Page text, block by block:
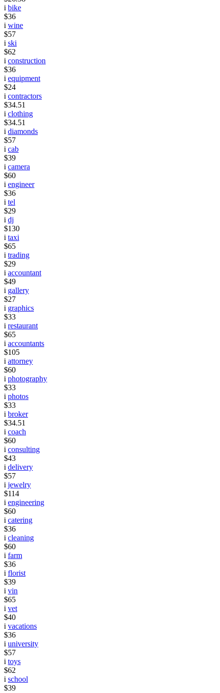
i bike
$36
i wine
$57
i ski
$62
i construction
$36
i equipment
$24
i contractors
$34.51
i clothing
$34.51
i diamonds
$57
i cab
$39
i camera
$60
i engineer
$36
i tel
$29
i dj
$130
i taxi
$65
i trading
$29
i accountant
$49
i gallery
$27
i graphics
$33
i restaurant
$65
i accountants
$105
i attorney
$60
i photography
$33
i photos
$33
i broker
$34.51
i coach
$60
i consulting
$43
i delivery
$57
i jewelry
$114
i engineering
$60
i catering
$36
i cleaning
$60
i farm
$36
i florist
$39
i vin
$65
i vet
$40
i vacations
$36
i university
$57
i toys
$62
i school
$39